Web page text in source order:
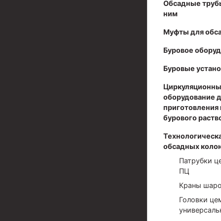
Обсадные
ним
Муфты для
Буровое
Буровые
оборудование
приготовления
бурового
обсадных
Патрубки
ПЦ
Краны
Головки